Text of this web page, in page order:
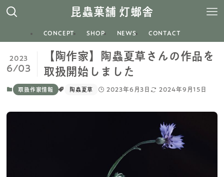
昆蟲菓舗 灯螂舎
CONCEPT SHOP NEWS CONTACT
【陶作家】陶蟲夏草さんの作品を
取扱開始しました
2023
6/03
取扱作家情報 陶蟲夏草 2023年6月3日 2024年9月15日